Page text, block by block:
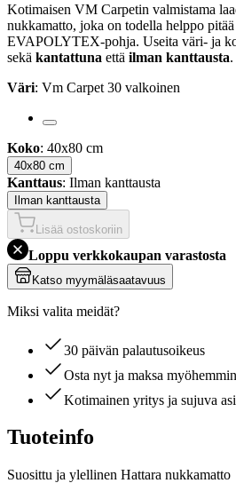
Kotimaisen VM Carpetin valmistama
nukkamatto, joka on todella helppo
EVAPOLYTEX-pohja. Useita väri- ja
sekä kantattuna että ilman kanttausta.
Väri: Vm Carpet 30 valkoinen
Koko: 40x80 cm
40x80 cm
Kanttaus: Ilman kanttausta
Ilman kanttausta
Lisää ostoskoriin
Loppu verkkokaupan varastosta
Katso myymäläsaatavuus
Miksi valita meidät?
30 päivän palautusoikeus
Osta nyt ja maksa
Kotimainen yritys ja sujuva
Tuoteinfo
Suosittu ja ylellinen Hattara nukkamatto